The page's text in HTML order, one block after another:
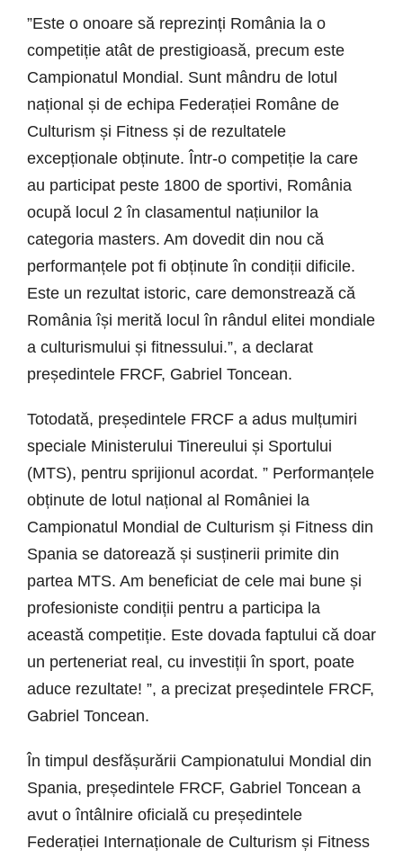
”Este o onoare să reprezinți România la o
competiție atât de prestigioasă, precum este
Campionatul Mondial. Sunt mândru de lotul
național și de echipa Federației Române de
Culturism și Fitness și de rezultatele
excepționale obținute. Într-o competiție la care
au participat peste 1800 de sportivi, România
ocupă locul 2 în clasamentul națiunilor la
categoria masters. Am dovedit din nou că
performanțele pot fi obținute în condiții dificile.
Este un rezultat istoric, care demonstrează că
România își merită locul în rândul elitei mondiale
a culturismului și fitnessului.”, a declarat
președintele FRCF, Gabriel Toncean.
Totodată, președintele FRCF a adus mulțumiri
speciale Ministerului Tinereului și Sportului
(MTS), pentru sprijionul acordat. ” Performanțele
obținute de lotul național al României la
Campionatul Mondial de Culturism și Fitness din
Spania se datorează și susținerii primite din
partea MTS. Am beneficiat de cele mai bune și
profesioniste condiții pentru a participa la
această competiție. Este dovada faptului că doar
un perteneriat real, cu investiții în sport, poate
aduce rezultate! ”, a precizat președintele FRCF,
Gabriel Toncean.
În timpul desfășurării Campionatului Mondial din
Spania, președintele FRCF, Gabriel Toncean a
avut o întâlnire oficială cu președintele
Federației Internaționale de Culturism și Fitness